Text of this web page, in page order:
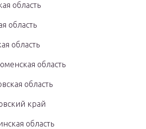
область
область
область
область
область
край
область